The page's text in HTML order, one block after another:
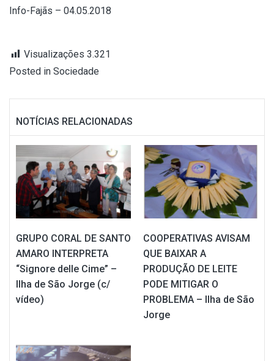
Info-Fajãs – 04.05.2018
Visualizações 3.321
Posted in Sociedade
NOTÍCIAS RELACIONADAS
GRUPO CORAL DE SANTO
AMARO INTERPRETA
“Signore delle Cime” –
Ilha de São Jorge (c/
vídeo)
COOPERATIVAS AVISAM
QUE BAIXAR A
PRODUÇÃO DE LEITE
PODE MITIGAR O
PROBLEMA – Ilha de São
Jorge